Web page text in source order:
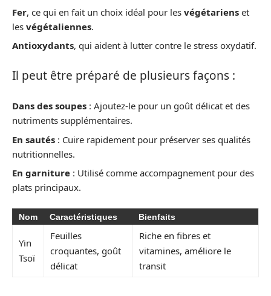
Fer, ce qui en fait un choix idéal pour les végétariens et
les végétaliennes.
Antioxydants, qui aident à lutter contre le stress oxydatif.
Il peut être préparé de plusieurs façons :
Dans des soupes : Ajoutez-le pour un goût délicat et des
nutriments supplémentaires.
En sautés : Cuire rapidement pour préserver ses qualités
nutritionnelles.
En garniture : Utilisé comme accompagnement pour des
plats principaux.
Nom Caractéristiques Bienfaits
Yin
Tsoï
Feuilles
croquantes, goût
délicat
Riche en fibres et
vitamines, améliore le
transit